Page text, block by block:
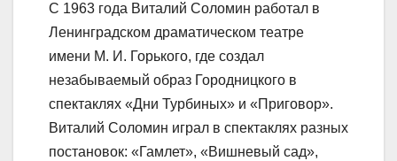
С 1963 года Виталий Соломин работал в
Ленинградском драматическом театре
имени М. И. Горького, где создал
незабываемый образ Городницкого в
спектаклях «Дни Турбиных» и «Приговор».
Виталий Соломин играл в спектаклях разных
постановок: «Гамлет», «Вишневый сад»,